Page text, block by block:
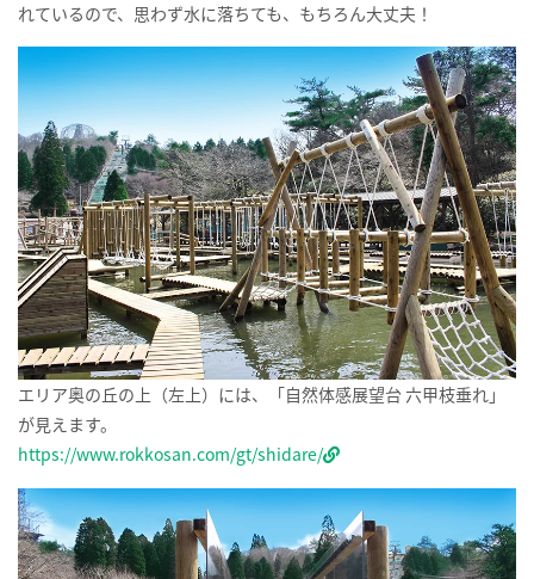
れているので、思わず水に落ちても、もちろん大丈夫！
エリア奥の丘の上（左上）には、「自然体感展望台 六甲枝垂れ」
が見えます。
https://www.rokkosan.com/gt/shidare/